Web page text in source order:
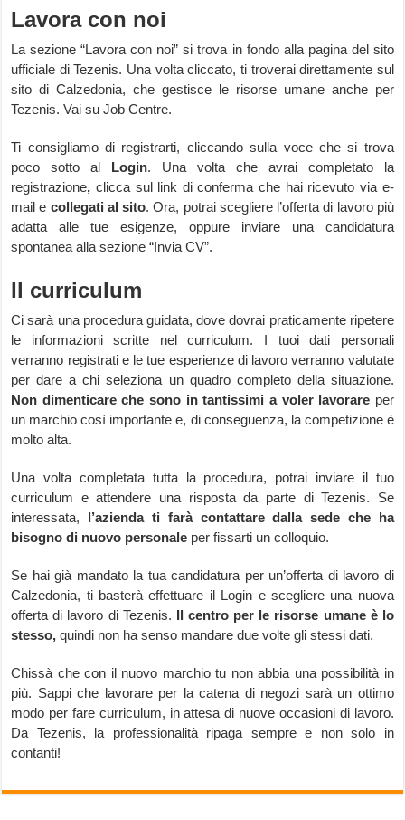
Lavora con noi
La sezione “Lavora con noi” si trova in fondo alla pagina del sito
ufficiale di Tezenis. Una volta cliccato, ti troverai direttamente sul
sito di Calzedonia, che gestisce le risorse umane anche per
Tezenis. Vai su Job Centre.
Ti consigliamo di registrarti, cliccando sulla voce che si trova
poco sotto al Login. Una volta che avrai completato la
registrazione, clicca sul link di conferma che hai ricevuto via e-
mail e collegati al sito. Ora, potrai scegliere l’offerta di lavoro più
adatta alle tue esigenze, oppure inviare una candidatura
spontanea alla sezione “Invia CV”.
Il curriculum
Ci sarà una procedura guidata, dove dovrai praticamente ripetere
le informazioni scritte nel curriculum. I tuoi dati personali
verranno registrati e le tue esperienze di lavoro verranno valutate
per dare a chi seleziona un quadro completo della situazione.
Non dimenticare che sono in tantissimi a voler lavorare per
un marchio così importante e, di conseguenza, la competizione è
molto alta.
Una volta completata tutta la procedura, potrai inviare il tuo
curriculum e attendere una risposta da parte di Tezenis. Se
interessata, l’azienda ti farà contattare dalla sede che ha
bisogno di nuovo personale per fissarti un colloquio.
Se hai già mandato la tua candidatura per un’offerta di lavoro di
Calzedonia, ti basterà effettuare il Login e scegliere una nuova
offerta di lavoro di Tezenis. Il centro per le risorse umane è lo
stesso, quindi non ha senso mandare due volte gli stessi dati.
Chissà che con il nuovo marchio tu non abbia una possibilità in
più. Sappi che lavorare per la catena di negozi sarà un ottimo
modo per fare curriculum, in attesa di nuove occasioni di lavoro.
Da Tezenis, la professionalità ripaga sempre e non solo in
contanti!